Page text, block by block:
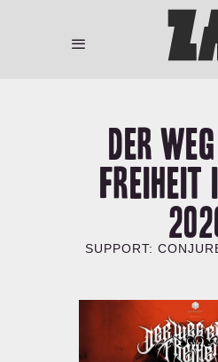
Der
Freiheit
SUPPORT: